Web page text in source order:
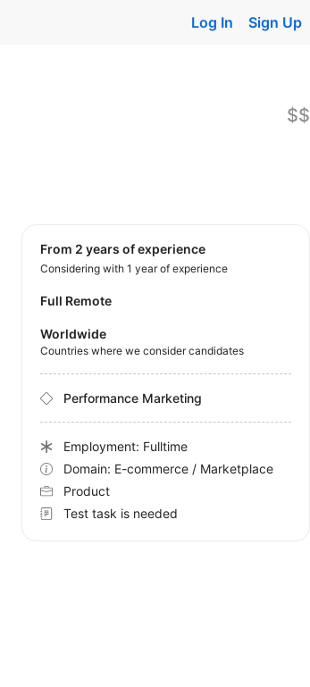
Log In Sign Up
$$
from 2 years of experience
Considering with 1 year of experience
Full Remote
Worldwide
Countries where we consider candidates
Performance Marketing
Employment: Fulltime
Domain: E-commerce / Marketplace
Product
Test task is needed